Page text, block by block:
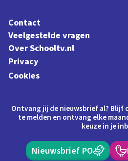
Contact
Veelgestelde vragen
Over Schooltv.nl
Privacy
Cookies
Ontvang jij de nieuwsbrief al? Blijf
te melden en ontvang elke
keuze in je
Nieuwsbrief PO